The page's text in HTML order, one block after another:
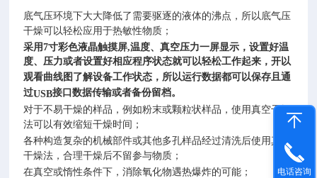
底气压环境下大大降低了需要驱逐的液体的沸点，所以底气压
干燥可以轻松应用于热敏性物质；
采用7寸彩色液晶触摸屏,温度、真空压力一屏显示，设置好温
度、压力或者设置好相应程序状态就可以轻松工作起来，开以
观看曲线图了解设备工作状态，所以运行数据都可以保存且通
过USB接口数据传输或者备份留档。
对于不易干燥的样品，例如粉末或颗粒状样品，使用真空干燥
法可以有效缩短干燥时间；
各种构造复杂的机械部件或其他多孔样品经过清洗后使用真空
干燥法，合理干燥后不留参与物质；
在真空或惰性条件下，消除氧化物遇热爆炸的可能；
电话咨询